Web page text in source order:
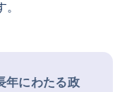
年にわたる政